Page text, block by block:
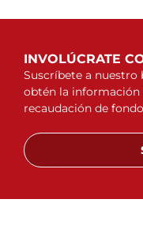
INVOLÚCRATE
Suscríbete a
obtén la información
recaudación de